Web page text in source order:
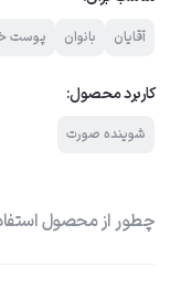
آقایان بانوان پوست
کاربرد محصول:
شوینده صورت
چطور از محصول